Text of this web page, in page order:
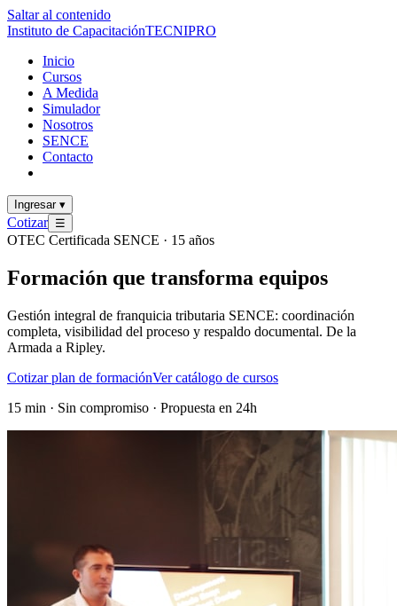
Saltar al contenido
Instituto de CapacitaciónTECNIPRO
Inicio
Cursos
A Medida
Simulador
Nosotros
SENCE
Contacto
Ingresar ▾
Cotizar ☰
OTEC Certificada SENCE · 15 años
Formación que transforma equipos
Gestión integral de franquicia tributaria SENCE: coordinación
completa, visibilidad del proceso y respaldo documental. De la
Armada a Ripley.
Cotizar plan de formaciónVer catálogo de cursos
15 min · Sin compromiso · Propuesta en 24h